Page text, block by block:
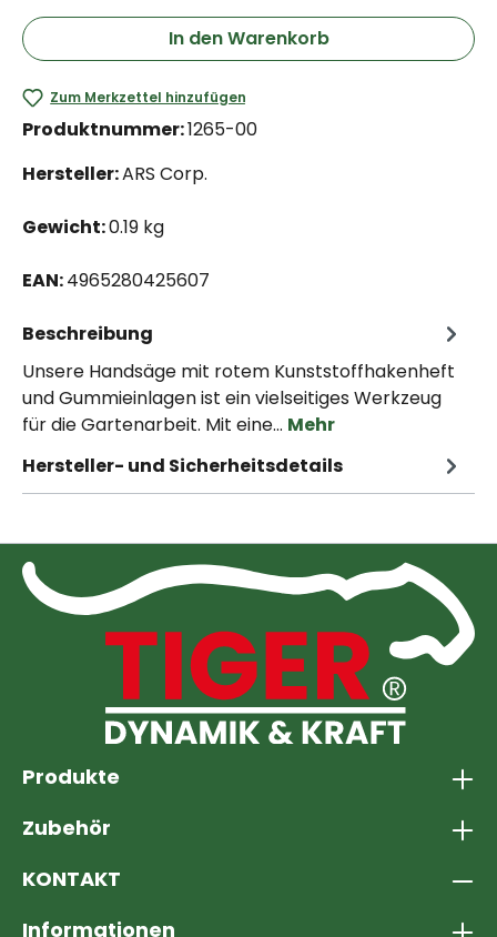
In den Warenkorb
Zum Merkzettel hinzufügen
Produktnummer:1265-00
Hersteller:ARS Corp.
Gewicht:0.19 kg
EAN:4965280425607
Beschreibung
Unsere Handsäge mit rotem Kunststoffhakenheft
und Gummieinlagen ist ein vielseitiges Werkzeug
für die Gartenarbeit. Mit eine… Mehr
Hersteller- und Sicherheitsdetails
Produkte
Zubehör
KONTAKT
Informationen